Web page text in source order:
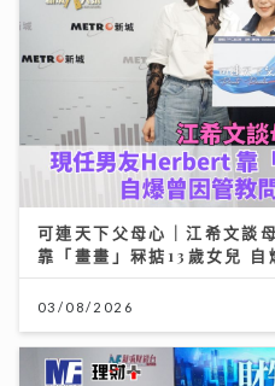
可連天下父母心｜江希文
靠「畫畫」冧掂13歲女兒 自
03/08/2026